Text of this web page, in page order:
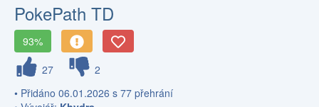
PokePath TD
93%
27
2
• Přidáno 06.01.2026 s 77 přehrání